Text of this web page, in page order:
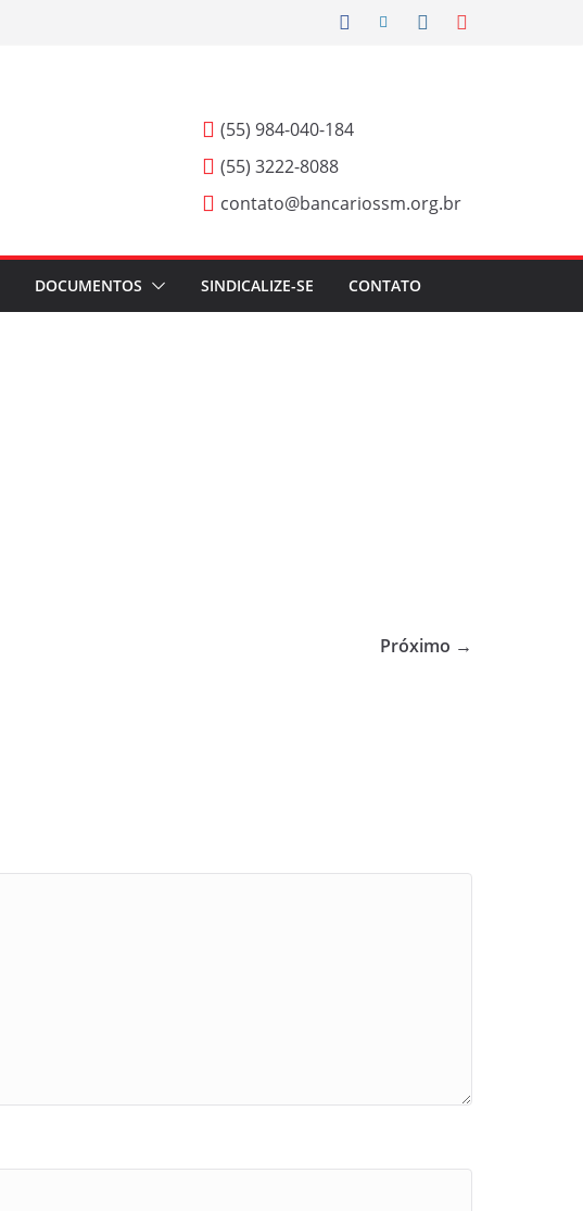
(55) 984-040-184
(55) 3222-8088
contato@bancariossm.org.br
DOCUMENTOS SINDICALIZE-SE CONTATO
Próximo →